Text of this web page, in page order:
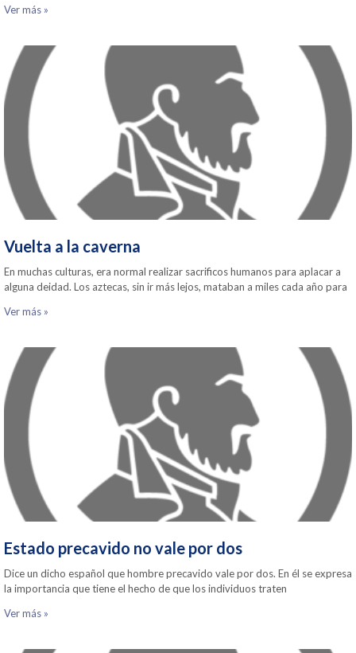
Ver más »
Vuelta a la caverna
En muchas culturas, era normal realizar sacrificos humanos para aplacar a
alguna deidad. Los aztecas, sin ir más lejos, mataban a miles cada año para
Ver más »
Estado precavido no vale por dos
Dice un dicho español que hombre precavido vale por dos. En él se expresa
la importancia que tiene el hecho de que los individuos traten
Ver más »